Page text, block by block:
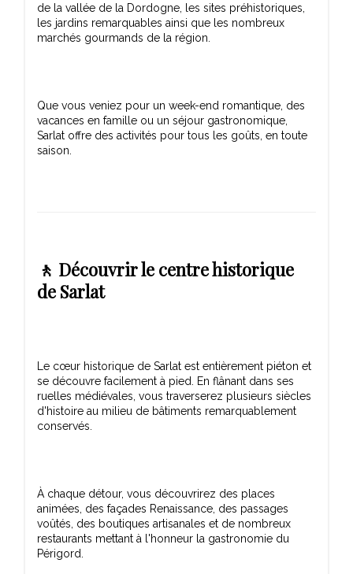
de la vallée de la Dordogne, les sites préhistoriques,
les jardins remarquables ainsi que les nombreux
Que vous veniez pour un week-end romantique, des
vacances en famille ou un séjour gastronomique,
Sarlat offre des activités pour tous les goûts, en toute
🚶 Découvrir le centre historique
de Sarlat
Le cœur historique de Sarlat est entièrement piéton et
se découvre facilement à pied. En flânant dans ses
ruelles médiévales, vous traverserez plusieurs siècles
d'histoire au milieu de bâtiments remarquablement
À chaque détour, vous découvrirez des places
animées, des façades Renaissance, des passages
voûtés, des boutiques artisanales et de nombreux
restaurants mettant à l'honneur la gastronomie du